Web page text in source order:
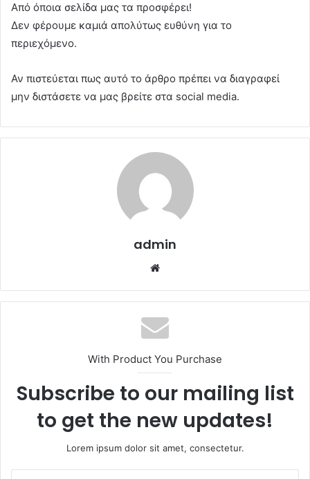
Από όποια σελίδα μας τα προσφέρει!
Δεν φέρουμε καμιά απολύτως ευθύνη για το
περιεχόμενο.
Αν πιστεύεται πως αυτό το άρθρο πρέπει να διαγραφεί
μην διστάσετε να μας βρείτε στα social media.
admin
With Product You Purchase
Subscribe to our mailing list
to get the new updates!
Lorem ipsum dolor sit amet, consectetur.